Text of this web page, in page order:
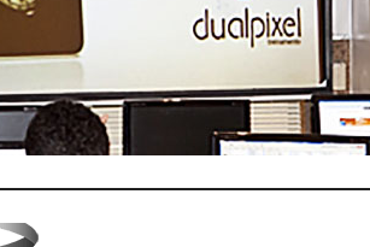
treinamento